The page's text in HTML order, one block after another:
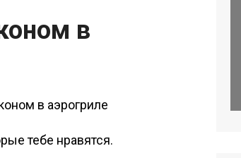
в
тебе нравятся.